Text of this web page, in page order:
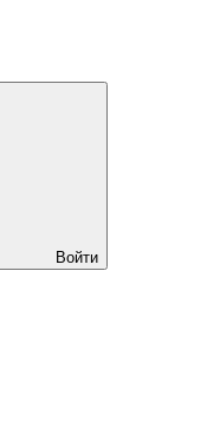
Войти